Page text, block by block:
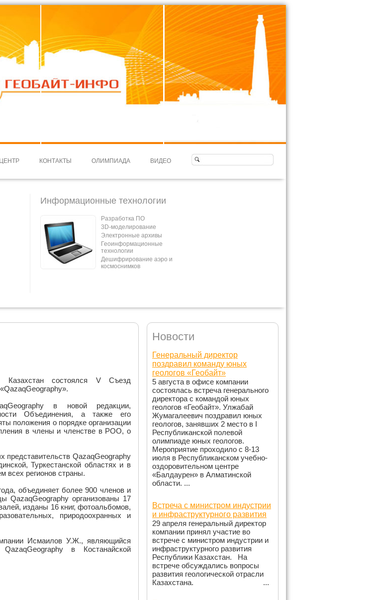
КОНТАКТЫ ОЛИМПИАДА ВИДЕО
Информационные технологии
Разработка ПО
3D-моделирование
Электронные архивы
Геоинформационные
технологии
Дешифрирование аэро и
космоснимков
состоялся V Съезд
в новой редакции,
Объединения, а также его
положения о порядке организации
в члены и членстве в РОО, о
представительств QazaqGeography
Туркестанской областях и в
всех регионов страны.
объединяет более 900 членов и
QazaqGeography организованы 17
изданы 16 книг, фотоальбомов,
природоохранных и
Исмаилов У.Ж., являющийся
QazaqGeography в Костанайской
Новости
Генеральный директор
поздравил команду юных
геологов «Геобайт»
5 августа в офисе компании
состоялась встреча генерального
директора с командой юных
геологов «Геобайт». Улжабай
Жумагалеевич поздравил юных
геологов, занявших 2 место в I
Республиканской полевой
олимпиаде юных геологов.
Мероприятие проходило с 8-13
июля в Республиканском учебно-
оздоровительном центре
«Балдаурен» в Алматинской
области. ...
Встреча с министром индустрии
и инфраструктурного развития
29 апреля генеральный директор
компании принял участие во
встрече с министром индустрии и
инфраструктурного развития
Республики Казахстан. На
встрече обсуждались вопросы
развития геологической отрасли
Казахстана. ...